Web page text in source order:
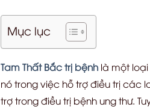
Mục lục
Tam Thất Bắc trị bệnh là một
nó trong việc hỗ trợ điều trị các
trợ trong điều trị bệnh ung thư.